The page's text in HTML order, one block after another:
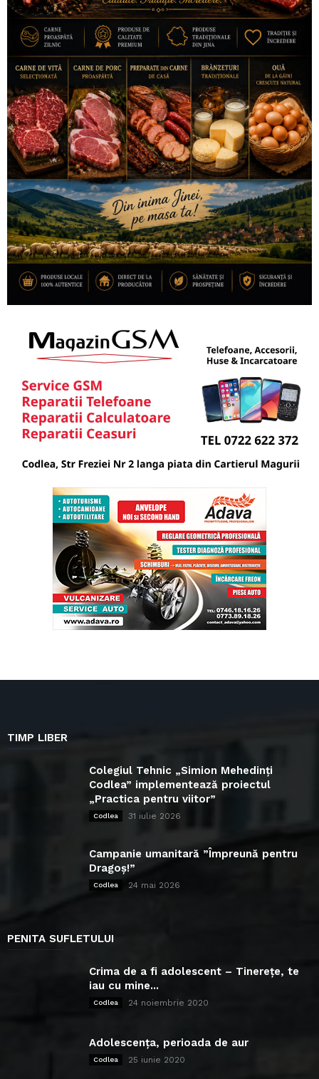
TIMP LIBER
Colegiul Tehnic „Simion Mehedinți
Codlea” implementează proiectul
„Practica pentru viitor”
Codlea 31 iulie 2026
Campanie umanitară ”Împreună pentru
Dragoș!”
Codlea 24 mai 2026
PENITA SUFLETULUI
Crima de a fi adolescent – Tinerețe, te
iau cu mine...
Codlea 24 noiembrie 2020
Adolescența, perioada de aur
Codlea 25 iunie 2020